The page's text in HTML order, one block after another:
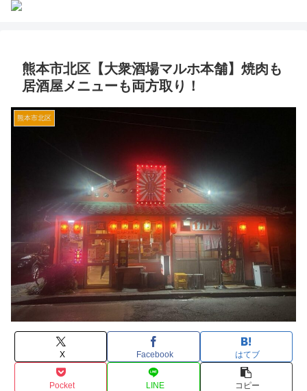
熊本市北区【大衆酒場マルホ本舗】焼肉も
居酒屋メニューも両方取り！
熊本市北区
X Facebook はてブ
Pocket LINE コピー